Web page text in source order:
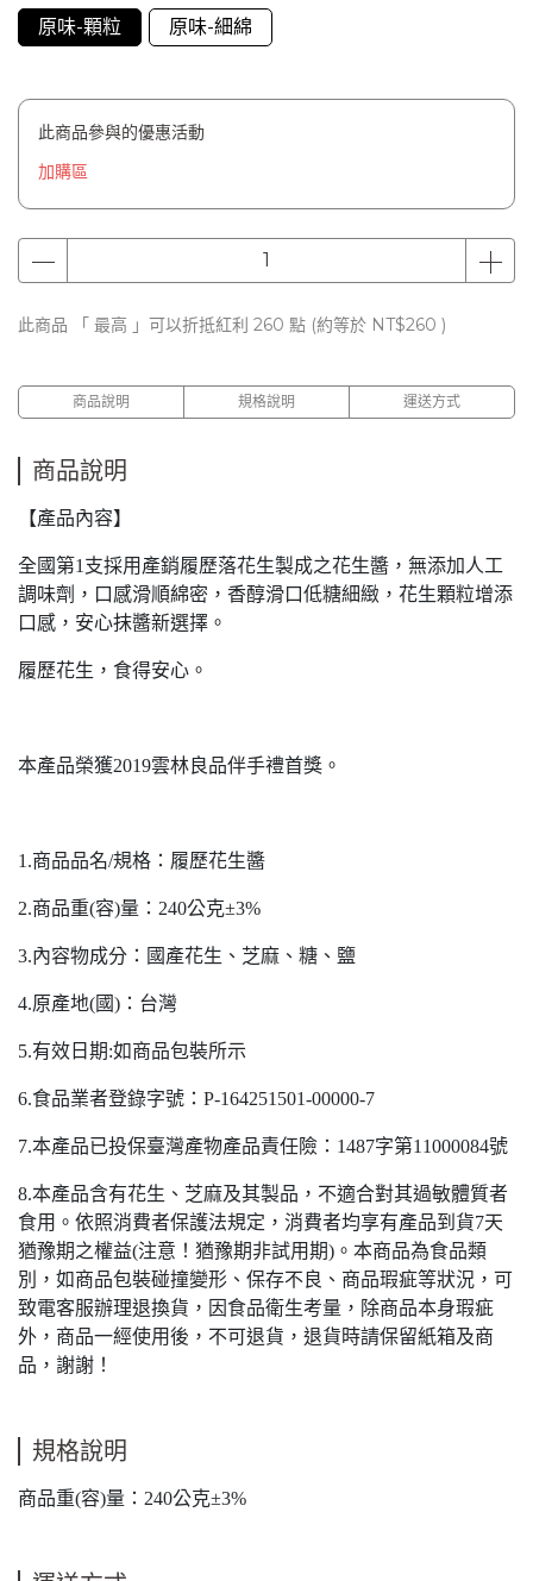
原味-顆粒
原味-細綿
此商品參與的優惠活動
加購區
此商品 「 最高 」可以折抵紅利 260 點 (約等於 NT$260 )
商品說明 規格說明 運送方式
商品說明
【產品內容】
全國第1支採用產銷履歷落花生製成之花生醬，無添加人工
調味劑，口感滑順綿密，香醇滑口低糖細緻，花生顆粒增添
口感，安心抹醬新選擇。
履歷花生，食得安心。
本產品榮獲2019雲林良品伴手禮首獎。
1.商品品名/規格：履歷花生醬
2.商品重(容)量：240公克±3%
3.內容物成分：國產花生、芝麻、糖、鹽
4.原產地(國)：台灣
5.有效日期:如商品包裝所示
6.食品業者登錄字號：P-164251501-00000-7
7.本產品已投保臺灣產物產品責任險：1487字第11000084號
8.本產品含有花生、芝麻及其製品，不適合對其過敏體質者
食用。依照消費者保護法規定，消費者均享有產品到貨7天
猶豫期之權益(注意！猶豫期非試用期)。本商品為食品類
別，如商品包裝碰撞變形、保存不良、商品瑕疵等狀況，可
致電客服辦理退換貨，因食品衛生考量，除商品本身瑕疵
外，商品一經使用後，不可退貨，退貨時請保留紙箱及商
品，謝謝！
規格說明
商品重(容)量：240公克±3%